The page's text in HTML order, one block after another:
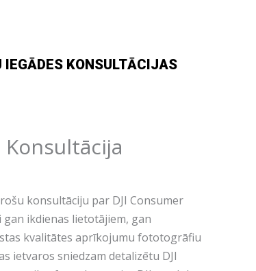
IEGĀDES KONSULTĀCIJAS
Konsultācija
konsultāciju par DJI Consumer
ikdienas lietotājiem, gan
kvalitātes aprīkojumu fototogrāfiu
ietvaros sniedzam detalizētu DJI